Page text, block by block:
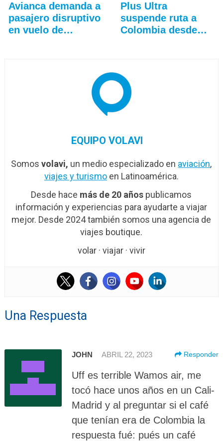
Avianca demanda a
pasajero disruptivo
en vuelo de…
Plus Ultra
suspende ruta a
Colombia desde
EQUIPO VOLAVI
Somosvolavi, un medio especializado en aviación,
viajes y turismoen Latinoamérica.
Desde hace más de 20 años publicamos
información y experiencias para ayudarte a viajar
mejor. Desde 2024 también somos una agencia de
viajes boutique.
volar · viajar · vivir
Una Respuesta
JOHN ABRIL 22, 2023 Responder
Uff es terrible Wamos air, me
tocó hace unos años en un Cali-
Madrid y al preguntar si el café
que tenían era de Colombia la
respuesta fué: pués un café